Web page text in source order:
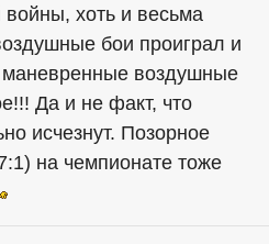
хоть и весьма
бои проиграл и
воздушные
Да и не факт, что
исчезнут. Позорное
на чемпионате тоже